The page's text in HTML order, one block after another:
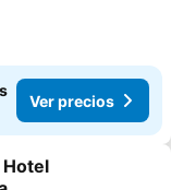
Ver precios
Hotel